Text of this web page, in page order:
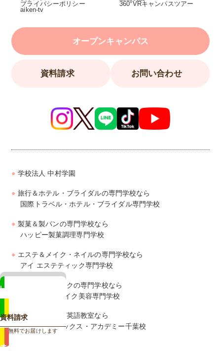
LINE
資料請求
無料でお届けします
オープン
プライバシーポリシー
360°VRキャンパスツアー
aiken-tv
オープンキャンパス
資料請求 お問い合わせ
学校法人 中村学園
旅行＆ホテル・ブライダルの専門学校なら
国際トラベル・ホテル・ブライダル専門学校
製菓＆製パンの専門学校なら
ハッピー製菓調理専門学校
エステ＆メイク・ネイルの専門学校なら
アイ エステティック専門学校
美容＆ヘアメイクの専門学校なら
ジェイ ヘアメイク美容専門学校
幼児・子供向け英語教室なら
ズー・フォニックス・アカデミー千葉校